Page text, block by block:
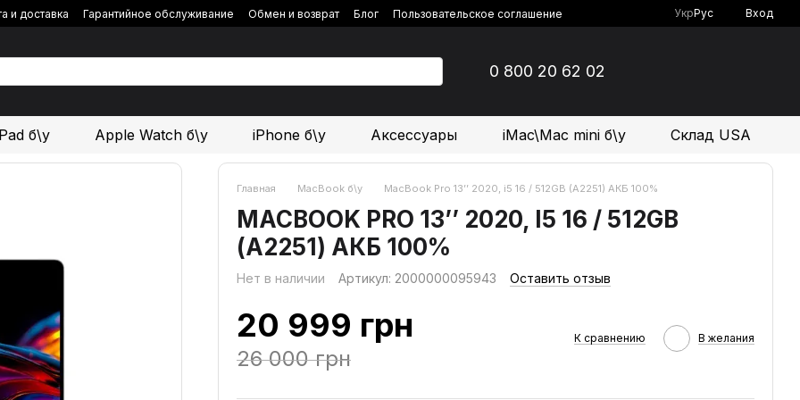
и доставка Гарантийное обслуживание Обмен и возврат Блог
Пользовательское соглашение
УкрРус Вход
0 800 20 62 02
б\у Apple Watch б\у iPhone б\у Аксессуары iMac\Mac mini б\у Склад USA
Главная MacBook б\у MacBook Pro 13’’ 2020, i5 16 / 512GB (А2251) АКБ 100%
MACBOOK PRO 13’’ 2020, I5 16 / 512GB
(А2251) АКБ 100%
Нет в наличии Артикул: 2000000095943 Оставить отзыв
20 999 грн
26 000 грн
К сравнению В желания